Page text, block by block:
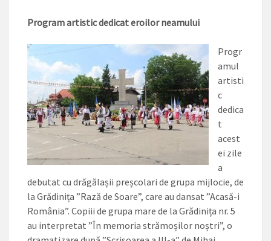
Program artistic dedicat eroilor neamului
Progr
amul
artisti
c
dedica
t
acest
ei zile
a
debutat cu drăgălașii preșcolari de grupa mijlocie, de
la Grădinița ”Rază de Soare”, care au dansat ”Acasă-i
România”. Copiii de grupa mare de la Grădinița nr. 5
au interpretat ”În memoria strămoșilor noștri”, o